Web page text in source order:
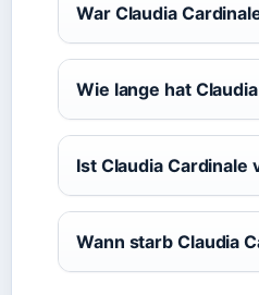
War Claudia
Wie lange hat
Ist Claudia
Wann starb Claudia